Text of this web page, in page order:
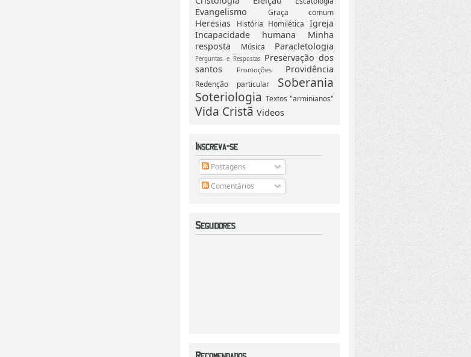
Evangelismo Graça comum
Heresias História Homilética Igreja
Incapacidade humana
Minha
resposta
Música Paracletologia
Perguntas e Respostas
Preservação dos
santos
Promoções Providência
Redenção particular
Soberania
Soteriologia Textos "arminianos"
Vida Cristã Videos
Postagens
Comentários